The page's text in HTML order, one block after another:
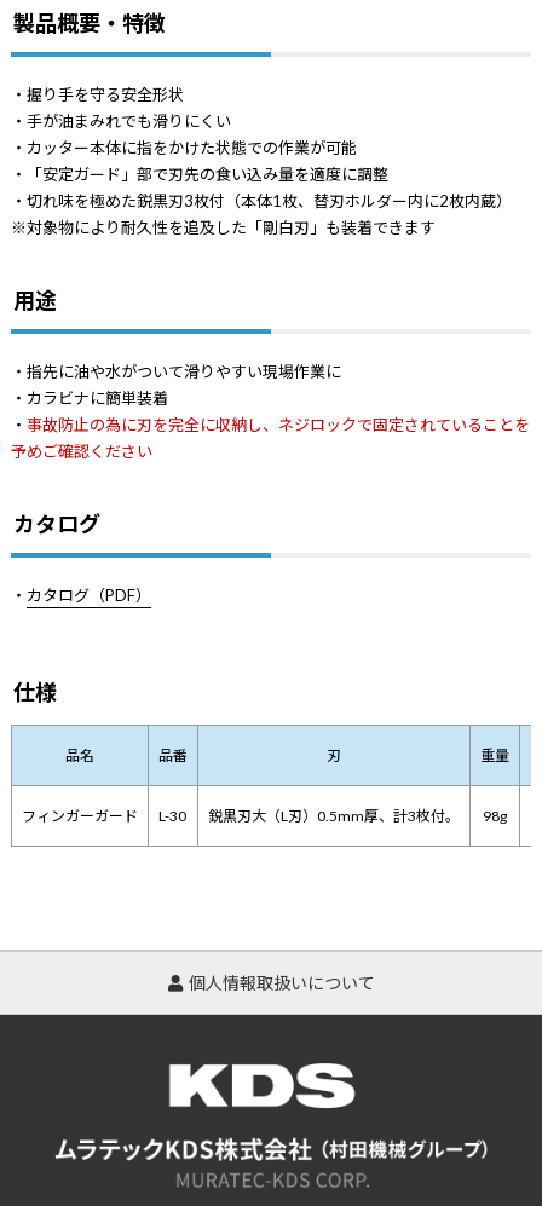
製品概要・特徴
・握り手を守る安全形状
・手が油まみれでも滑りにくい
・カッター本体に指をかけた状態での作業が可能
・「安定ガード」部で刃先の食い込み量を適度に調整
・切れ味を極めた鋭黒刃3枚付（本体1枚、替刃ホルダー内に2枚内蔵）
※対象物により耐久性を追及した「剛白刃」も装着できます
用途
・指先に油や水がついて滑りやすい現場作業に
・カラビナに簡単装着
・ 事故防止の為に刃を完全に収納し、ネジロックで固定されていることを
予めご確認ください
カタログ
・ カタログ（PDF）
仕様
品名 品番 刃 重量
フィンガーガード L-30 鋭黒刃大（L刃）0.5mm厚、計3枚付。 98g
個人情報取扱いについて